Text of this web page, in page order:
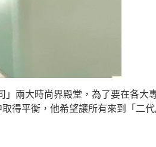
」兩大時尚界殿堂，為了要在各大
得平衡，他希望讓所有來到「二